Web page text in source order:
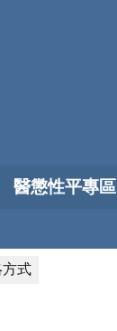
醫懲性平專區
式